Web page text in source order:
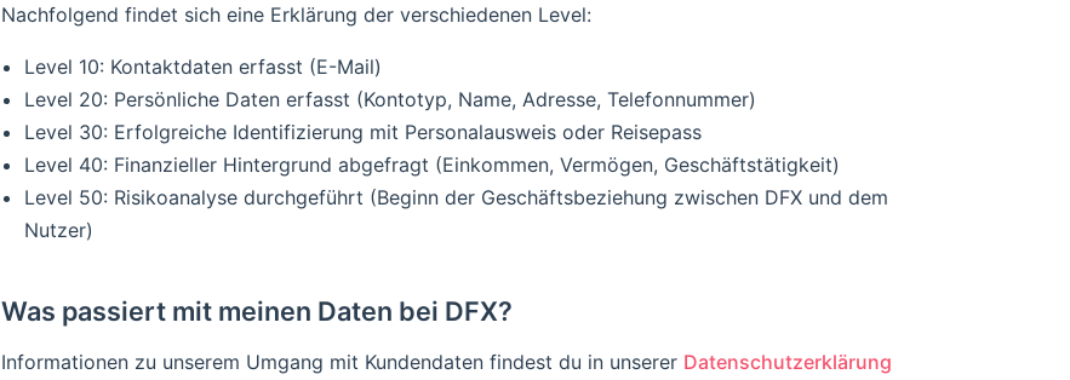
Nachfolgend findet sich eine Erklärung der verschiedenen Level:
Level 10: Kontaktdaten erfasst (E-Mail)
Level 20: Persönliche Daten erfasst (Kontotyp, Name, Adresse, Telefonnummer)
Level 30: Erfolgreiche Identifizierung mit Personalausweis oder Reisepass
Level 40: Finanzieller Hintergrund abgefragt (Einkommen, Vermögen, Geschäftstätigkeit)
Level 50: Risikoanalyse durchgeführt (Beginn der Geschäftsbeziehung zwischen DFX und dem
Nutzer)
Was passiert mit meinen Daten bei DFX?
Informationen zu unserem Umgang mit Kundendaten findest du in unserer Datenschutzerklärung